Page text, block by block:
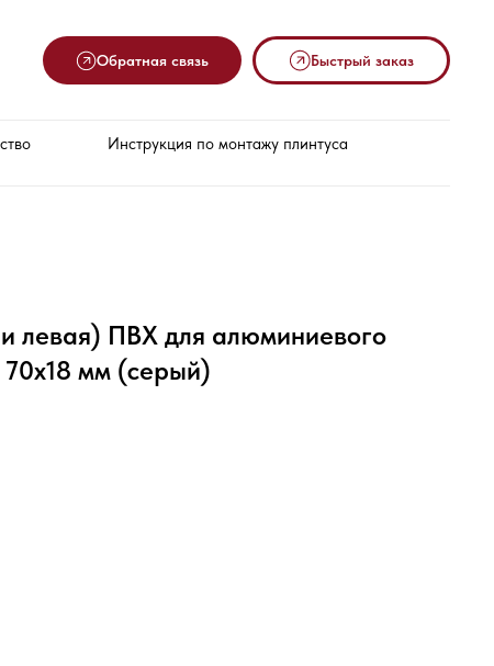
Обратная связь Быстрый заказ
Инструкция по монтажу плинтуса
левая) ПВХ для алюминиевого
70х18 мм (серый)